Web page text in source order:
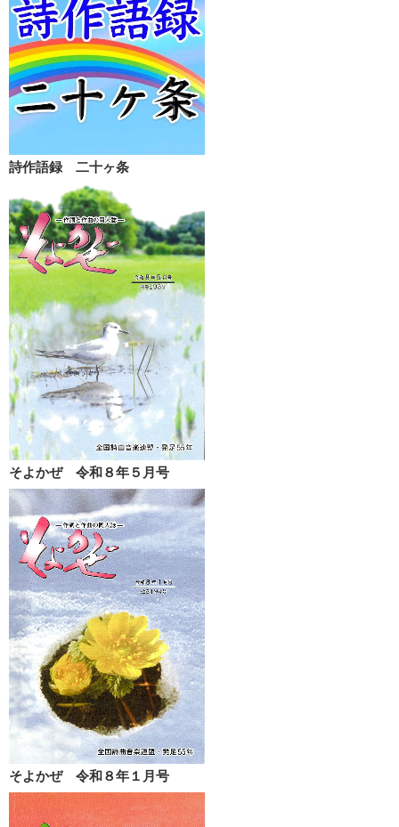
詩作語録 二十ヶ条
そよかぜ 令和８年５月号
そよかぜ 令和８年１月号